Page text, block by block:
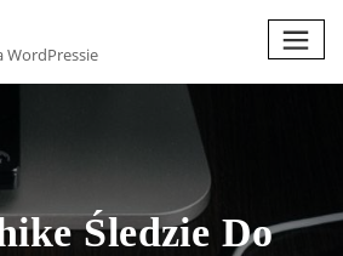
WordPressie
Śledzie Do